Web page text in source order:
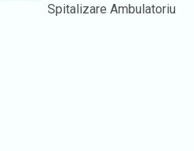
SpitalizareAmbulatoriu